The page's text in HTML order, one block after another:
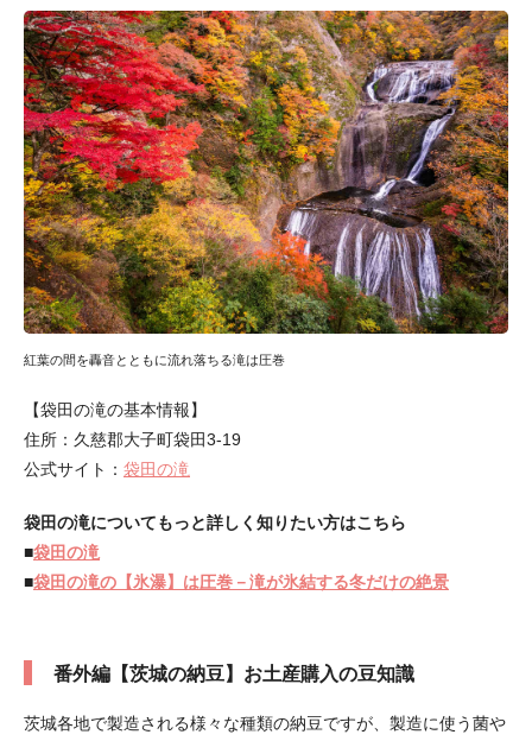
紅葉の間を轟音とともに流れ落ちる滝は圧巻
【袋田の滝の基本情報】
住所：久慈郡大子町袋田3-19
公式サイト： 袋田の滝
袋田の滝についてもっと詳しく知りたい方はこちら
■袋田の滝
■袋田の滝の【氷瀑】は圧巻－滝が氷結する冬だけの絶景
番外編【茨城の納豆】お土産購入の豆知識
茨城各地で製造される様々な種類の納豆ですが、製造に使う菌や